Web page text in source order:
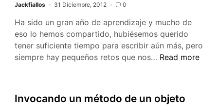
Jackfiallos 31 Diciembre, 2012 0
Ha sido un gran año de aprendizaje y mucho de
eso lo hemos compartido, hubiésemos querido
tener suficiente tiempo para escribir aún más, pero
siempre hay pequeños retos que nos… Feliz
Read more
Invocando un método de un objeto